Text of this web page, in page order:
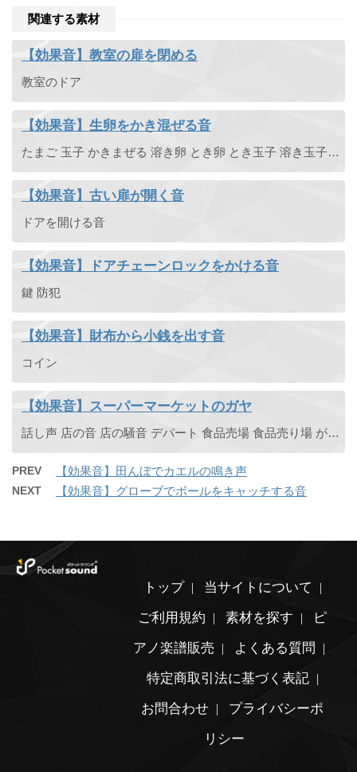
関連する素材
【効果音】教室の扉を閉める
教室のドア
【効果音】生卵をかき混ぜる音
たまご 玉子 かきまぜる 溶き卵 とき卵 とき玉子 溶き玉子 かく拌 撹拌
【効果音】古い扉が開く音
ドアを開ける音
【効果音】ドアチェーンロックをかける音
鍵 防犯
【効果音】財布から小銭を出す音
コイン
【効果音】スーパーマーケットのガヤ
話し声 店の音 店の騒音 デパート 食品売場 食品売り場 がやがや ガヤガヤ ざわざわ ザワザワ レジ
PREV 【効果音】田んぼでカエルの鳴き声
NEXT 【効果音】グローブでボールをキャッチする音
トップ
当サイトについて
ご利用規約
素材を探す
ピ
アノ楽譜販売
よくある質問
特定商取引法に基づく表記
お問合わせ
プライバシーポ
リシー